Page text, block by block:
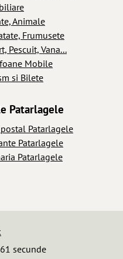
Animale
Frumusete
Pescuit, Vana...
Mobile
si Bilete
Patarlagele
postal Patarlagele
Patarlagele
Patarlagele
secunde